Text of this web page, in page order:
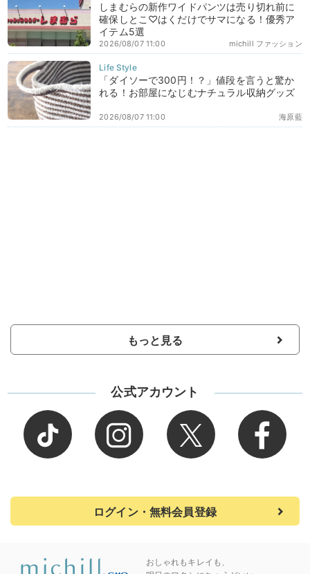
しまむらの新作ワイドパンツは売り切れ前に
確保しとこ♡はくだけでサマになる！優秀ア
イテム5選
michill ファッション
2026/08/07 11:00
「ダイソーで300円！？」値段を言うと驚か
れる！お部屋になじむナチュラル収納グッズ
海原藍
2026/08/07 11:00
もっと見る
公式アカウント
ログイン・無料会員登録
おしゃれもキレイも、